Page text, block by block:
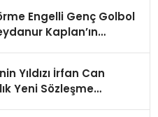
Engelli Genç Golbol
Kaplan’ın
Yıldızı İrfan Can
Yeni Sözleşme